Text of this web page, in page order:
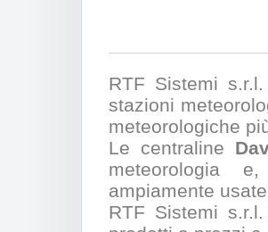
RTF Sistemi
stazioni
meteorologiche
Le centraline
meteorologia
ampiamente
RTF Sistemi